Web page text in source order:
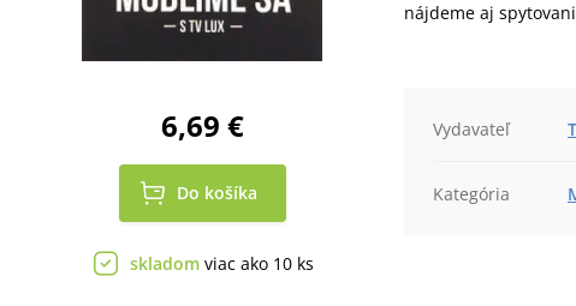
6,69 €
Do košíka
skladom viac ako 10 ks
nájdeme aj
Vydavateľ
Kategória